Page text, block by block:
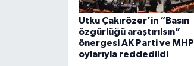
Utku Çakırözer’in “Basın
özgürlüğü araştırılsın”
önergesi AK Parti ve MHP
oylarıyla reddedildi